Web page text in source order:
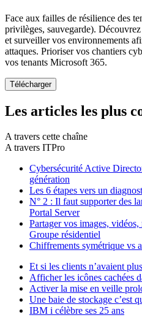
Face aux failles de résilience des
privilèges, sauvegarde).
et surveiller vos environnements
attaques. Prioriser vos chantiers
vos tenants Microsoft 365.
Les articles les plus
A travers cette chaîne
A travers ITPro
Cybersécurité Active
génération
Les 6 étapes vers un
N° 2 : Il faut supporter des
Portal Server
Partager vos images,
Groupe résidentiel
Chiffrements symétrique vs
Et si les clients n’avaient
Afficher les icônes cachées
Activer la mise en veille
Une baie de stockage c’est
IBM i célèbre ses 25 ans